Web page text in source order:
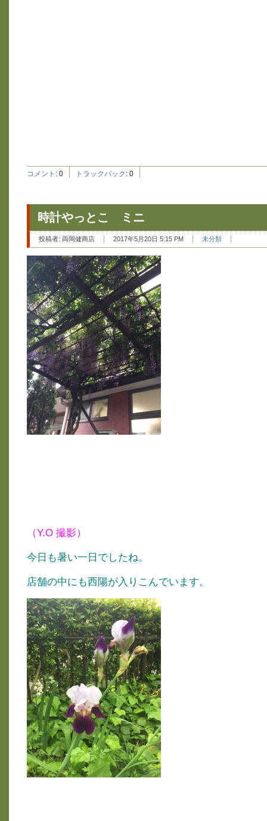
コメント : 0 トラックバック : 0
時計やっとこ ミニ
投稿者: 両岡健商店 2017年5月20日 5:15 PM 未分類
（Y.O 撮影）
今日も暑い一日でしたね。
店舗の中にも西陽が入りこんでいます。